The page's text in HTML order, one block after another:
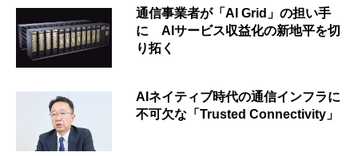
通信事業者が「AI Grid」の担い手
に AIサービス収益化の新地平を切
り拓く
AIネイティブ時代の通信インフラに
不可欠な「Trusted Connectivity」